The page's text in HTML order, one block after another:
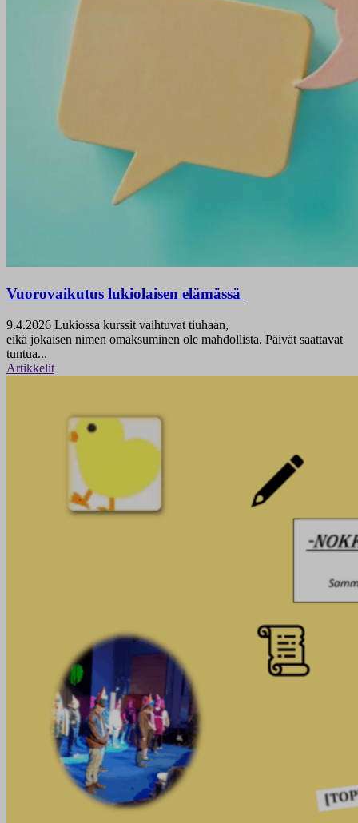
Vuorovaikutus lukiolaisen elämässä
9.4.2026 Lukiossa kurssit vaihtuvat tiuhaan,
eikä jokaisen nimen omaksuminen ole mahdollista. Päivät saattavat
tuntua...
Artikkelit